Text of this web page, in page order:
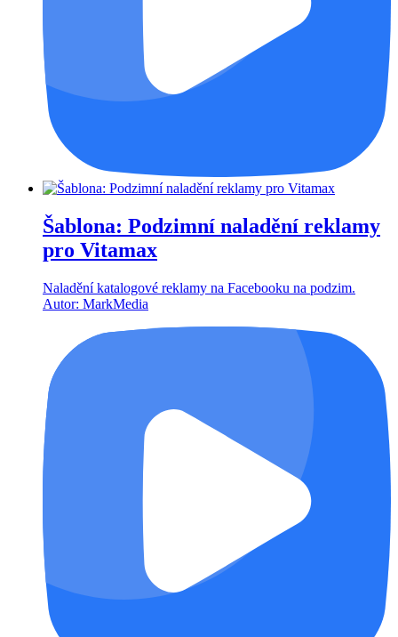
Šablona: Podzimní naladění reklamy
pro Vitamax
Naladění katalogové reklamy na Facebooku na podzim.
Autor: MarkMedia